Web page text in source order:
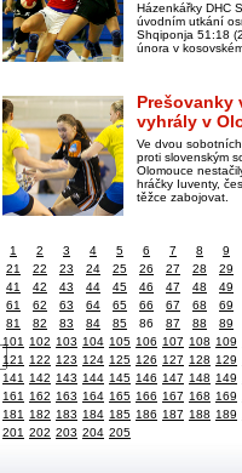
Házenkářky DHC
úvodním utkání
Shqiponja 51:18
února v
Prešovanky
vyhrály v
Ve dvou
proti slovenským
Olomouce
hráčky Iuventy,
těžce zabojovat.
1
2 3 4 5 6 7 8 9
21
22 23 24 25 26 27 28 29
41
42 43 44 45 46 47 48 49
61
62 63 64 65 66 67 68 69
81
82 83 84 85 86 87 88 89
101 102 103 104 105 106 107 108 109
121 122 123 124 125 126 127 128 129
141 142 143 144 145 146 147 148 149
161 162 163 164 165 166 167 168 169
181 182 183 184 185 186 187 188 189
201 202 203 204 205